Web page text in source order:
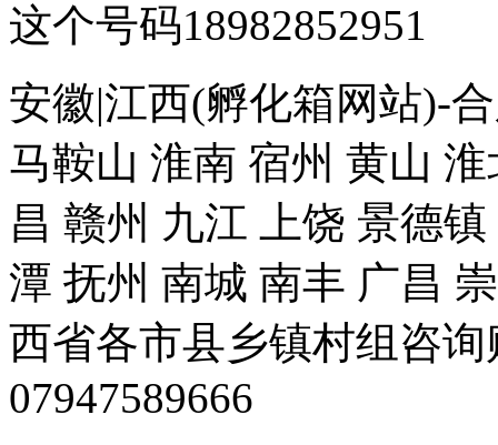
这个号码18982852951
安徽|江西(孵化箱网站)-
马鞍山 淮南 宿州 黄山
昌 赣州 九江 上饶 景德
潭 抚州 南城 南丰 广昌
西省各市县乡镇村组咨
07947589666